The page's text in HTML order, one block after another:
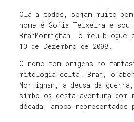
Olá a todos, sejam muito
nome é Sofia Teixeira e sou
BranMorrighan, o meu blogue
13 de Dezembro de 2008.
O nome tem origens no
mitologia celta. Bran, o
Morrighan, a deusa da
símbolos desta aventura com
década, ambos representados